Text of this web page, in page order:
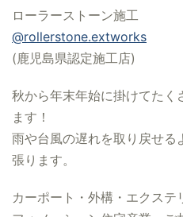
ローラーストーン施工
@rollerstone.extworks
(鹿児島県認定施工店)
秋から年末年始に掛けてたく
ます！
雨や台風の遅れを取り戻せ
張ります。
カーポート・外構・エクス